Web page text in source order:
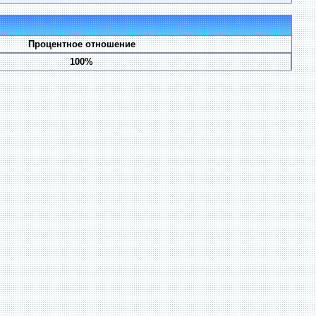
Процентное отношение
100%